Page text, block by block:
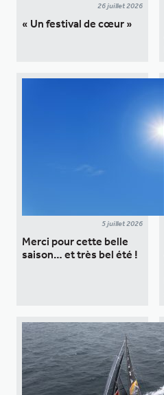
26 juillet 2026
« Un festival de cœur »
5 juillet 2026
Merci pour cette belle
saison… et très bel été !